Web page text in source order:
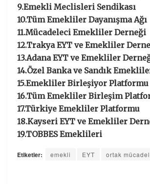
9.Emekli Meclisleri Sendikası
10.Tüm Emekliler Dayanışma Ağı
11.Mücadeleci Emekliler Derneği
12.Trakya EYT ve Emekliler
13.Adana EYT ve Emekliler
14.Özel Banka ve Sandık
15.Emekliler Birleşiyor Platformu
16.Tüm Emekliler Birleşim
17.Türkiye Emekliler Platformu
18.Kayseri EYT ve Emekliler
19.TOBBES Emeklileri
Etiketler: emekli EYT ortak